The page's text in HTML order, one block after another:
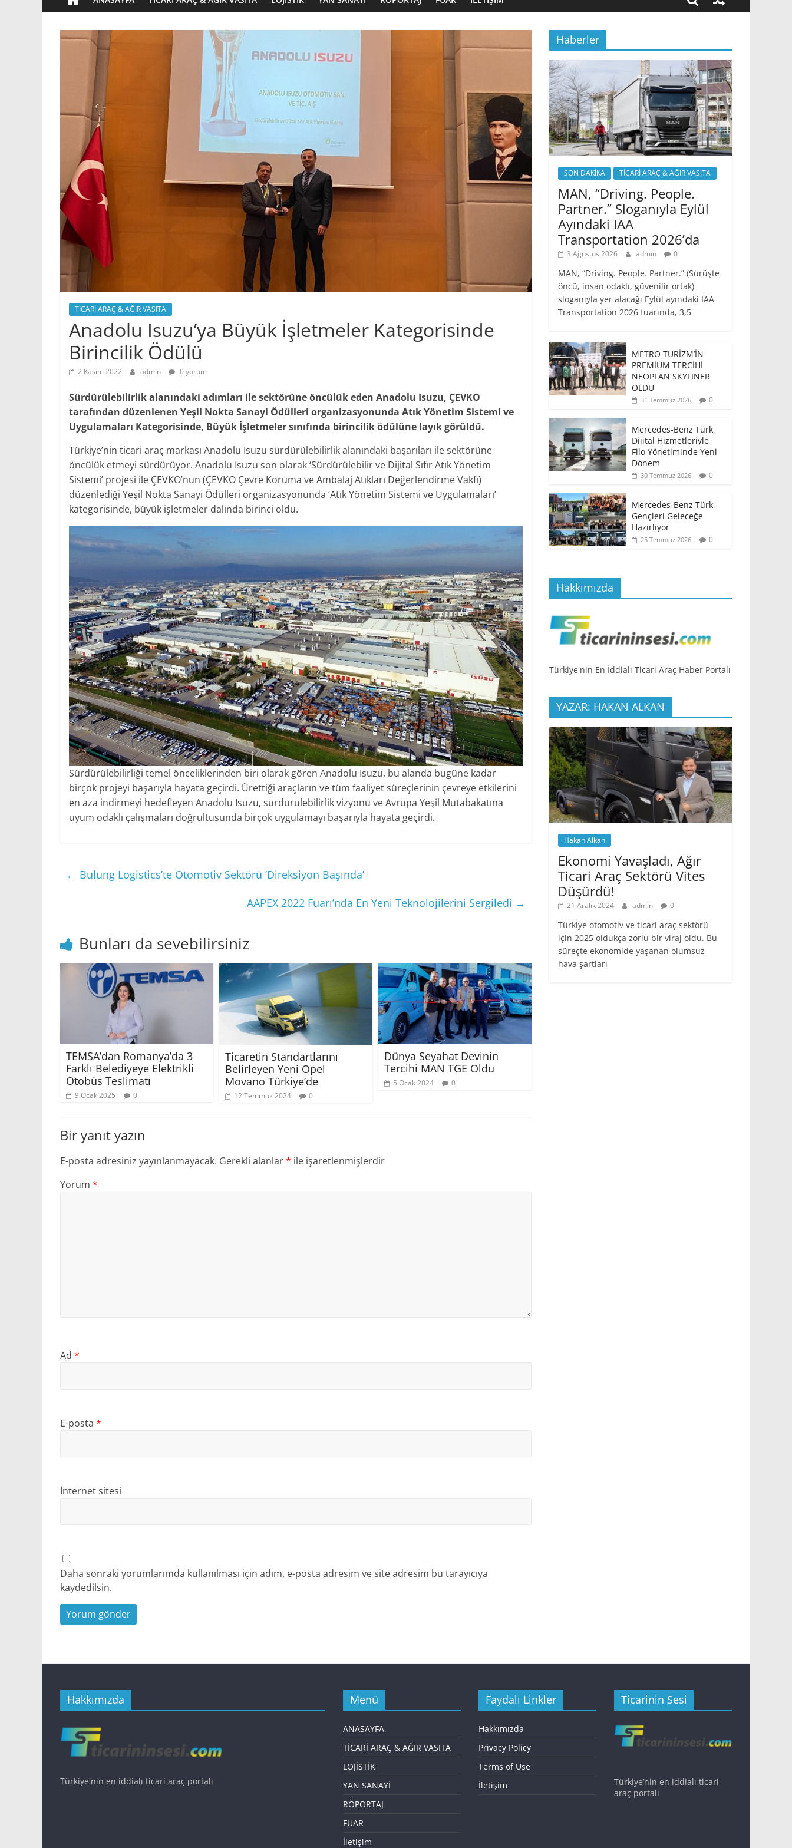
TİCARİ ARAÇ & AĞIR VASITA
Anadolu Isuzu’ya Büyük İşletmeler Kategorisinde
Birincilik Ödülü
2 Kasım 2022 admin 0 yorum
Sürdürülebilirlik alanındaki adımları ile sektörüne öncülük eden Anadolu Isuzu, ÇEVKO
tarafından düzenlenen Yeşil Nokta Sanayi Ödülleri organizasyonunda Atık Yönetim Sistemi ve
Uygulamaları Kategorisinde, Büyük İşletmeler sınıfında birincilik ödülüne layık görüldü.
Türkiye’nin ticari araç markası Anadolu Isuzu sürdürülebilirlik alanındaki başarıları ile sektörüne
öncülük etmeyi sürdürüyor. Anadolu Isuzu son olarak ‘Sürdürülebilir ve Dijital Sıfır Atık Yönetim
Sistemi’ projesi ile ÇEVKO’nun (ÇEVKO Çevre Koruma ve Ambalaj Atıkları Değerlendirme Vakfı)
düzenlediği Yeşil Nokta Sanayi Ödülleri organizasyonunda ‘Atık Yönetim Sistemi ve Uygulamaları’
kategorisinde, büyük işletmeler dalında birinci oldu.
Sürdürülebilirliği temel önceliklerinden biri olarak gören Anadolu Isuzu, bu alanda bugüne kadar
birçok projeyi başarıyla hayata geçirdi. Ürettiği araçların ve tüm faaliyet süreçlerinin çevreye etkilerini
en aza indirmeyi hedefleyen Anadolu Isuzu, sürdürülebilirlik vizyonu ve Avrupa Yeşil Mutabakatına
uyum odaklı çalışmaları doğrultusunda birçok uygulamayı başarıyla hayata geçirdi.
← Bulung Logistics’te Otomotiv Sektörü ‘Direksiyon Başında’
AAPEX 2022 Fuarı’nda En Yeni Teknolojilerini Sergiledi →
Bunları da sevebilirsiniz
TEMSA’dan Romanya’da 3
Farklı Belediyeye Elektrikli
Otobüs Teslimatı
9 Ocak 2025 0
Ticaretin Standartlarını
Belirleyen Yeni Opel
Movano Türkiye’de
12 Temmuz 2024 0
Dünya Seyahat Devinin
Tercihi MAN TGE Oldu
5 Ocak 2024 0
Bir yanıt yazın
E-posta adresiniz yayınlanmayacak. Gerekli alanlar* ile işaretlenmişlerdir
Yorum *
Ad *
E-posta *
İnternet sitesi
Daha sonraki yorumlarımda kullanılması için adım, e-posta adresim ve site adresim bu tarayıcıya
kaydedilsin.
Haberler
SON DAKİKA TİCARİ ARAÇ & AĞIR VASITA
MAN, “Driving. People.
Partner.” Sloganıyla Eylül
Ayındaki IAA
Transportation 2026’da
3 Ağustos 2026 admin 0
MAN, “Driving. People. Partner.” (Sürüşte
öncü, insan odaklı, güvenilir ortak)
sloganıyla yer alacağı Eylül ayındaki IAA
Transportation 2026 fuarında, 3,5
METRO TURİZM’İN
PREMİUM TERCİHİ
NEOPLAN SKYLINER
OLDU
31 Temmuz 2026 0
Mercedes-Benz Türk
Dijital Hizmetleriyle
Filo Yönetiminde Yeni
Dönem
30 Temmuz 2026 0
Mercedes-Benz Türk
Gençleri Geleceğe
Hazırlıyor
25 Temmuz 2026 0
Hakkımızda
Türkiye'nin En İddialı Ticari Araç Haber Portalı
YAZAR: HAKAN ALKAN
Hakan Alkan
Ekonomi Yavaşladı, Ağır
Ticari Araç Sektörü Vites
Düşürdü!
21 Aralık 2024 admin 0
Türkiye otomotiv ve ticari araç sektörü
için 2025 oldukça zorlu bir viraj oldu. Bu
süreçte ekonomide yaşanan olumsuz
hava şartları
Hakkımızda
Türkiye'nin en iddialı ticari araç portalı
Menü
ANASAYFA
TİCARİ ARAÇ & AĞIR VASITA
LOJİSTİK
YAN SANAYİ
RÖPORTAJ
FUAR
İletişim
Faydalı Linkler
Hakkımızda
Privacy Policy
Terms of Use
İletişim
Ticarinin Sesi
Türkiye’nin en iddialı ticari
araç portalı